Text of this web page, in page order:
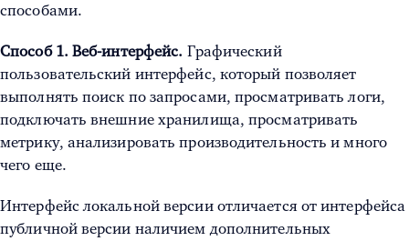
способами.
Способ 1. Веб-интерфейс. Графический
пользовательский интерфейс, который позволяет
выполнять поиск по запросами, просматривать логи,
подключать внешние хранилища, просматривать
метрику, анализировать производительность и много
чего еще.
Интерфейс локальной версии отличается от интерфейса
публичной версии наличием дополнительных